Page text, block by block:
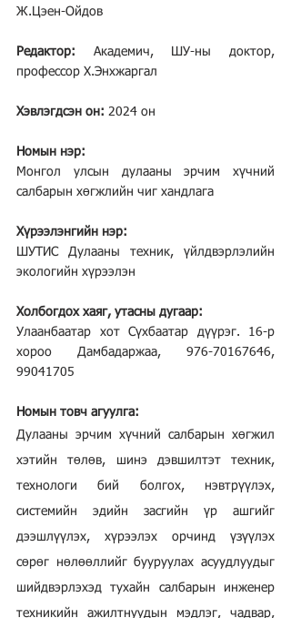
Ж.Цэен-Ойдов
Редактор: Академич, ШУ-ны доктор,
профессор Х.Энхжаргал
Хэвлэгдсэн он: 2024 он
Номын нэр:
Монгол улсын дулааны эрчим хүчний
салбарын хөгжлийн чиг хандлага
Хүрээлэнгийн нэр:
ШУТИС Дулааны техник, үйлдвэрлэлийн
экологийн хүрээлэн
Холбогдох хаяг, утасны дугаар:
Улаанбаатар хот Сүхбаатар дүүрэг. 16-р
хороо Дамбадаржаа, 976-70167646,
99041705
Номын товч агуулга:
Дулааны эрчим хүчний салбарын хөгжил
хэтийн төлөв, шинэ дэвшилтэт техник,
технологи бий болгох, нэвтрүүлэх,
системийн эдийн засгийн үр ашгийг
дээшлүүлэх, хүрээлэх орчинд үзүүлэх
сөрөг нөлөөллийг бууруулах асуудлуудыг
шийдвэрлэхэд тухайн салбарын инженер
техникийн ажилтнуудын мэдлэг, чадвар,